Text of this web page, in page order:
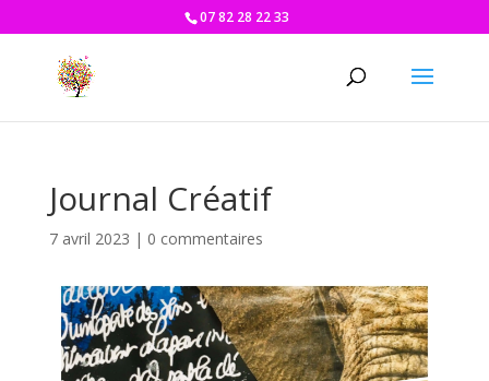
07 82 28 22 33
Journal Créatif
7 avril 2023 | 0 commentaires